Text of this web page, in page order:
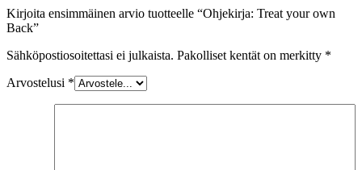
Kirjoita ensimmäinen arvio tuotteelle “Ohjekirja: Treat your own
Back”
Sähköpostiosoitettasi ei julkaista. Pakolliset kentät on merkitty *
Arvostelusi *